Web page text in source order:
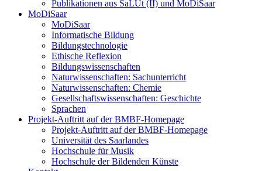
Publikationen aus SaLUt (II) und MoDiSaar
MoDiSaar
MoDiSaar
Informatische Bildung
Bildungstechnologie
Ethische Reflexion
Bildungswissenschaften
Naturwissenschaften: Sachunterricht
Naturwissenschaften: Chemie
Gesellschaftswissenschaften: Geschichte
Sprachen
Projekt-Auftritt auf der BMBF-Homepage
Projekt-Auftritt auf der BMBF-Homepage
Universität des Saarlandes
Hochschule für Musik
Hochschule der Bildenden Künste